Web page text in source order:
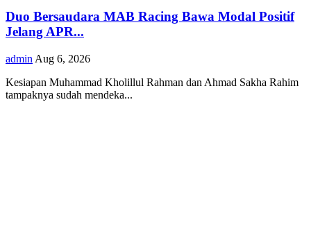
Duo Bersaudara MAB Racing Bawa Modal Positif
Jelang APR...
admin Aug 6, 2026
Kesiapan Muhammad Kholillul Rahman dan Ahmad Sakha Rahim
tampaknya sudah mendeka...